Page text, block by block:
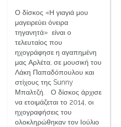
Ο δίσκος «Η γιαγιά μου
μαγειρεύει όνειρα
τηγανητά» είναι ο
τελευταίος που
ηχογράφησε η αγαπημένη
μας Αρλέτα, σε μουσική του
Λάκη Παπαδόπουλου και
στίχους της Sunny
Μπαλτζή. Ο δίσκος άρχισε
να ετοιμάζεται το 2014, οι
ηχογραφήσεις του
ολοκληρώθηκαν τον Ιούλιο